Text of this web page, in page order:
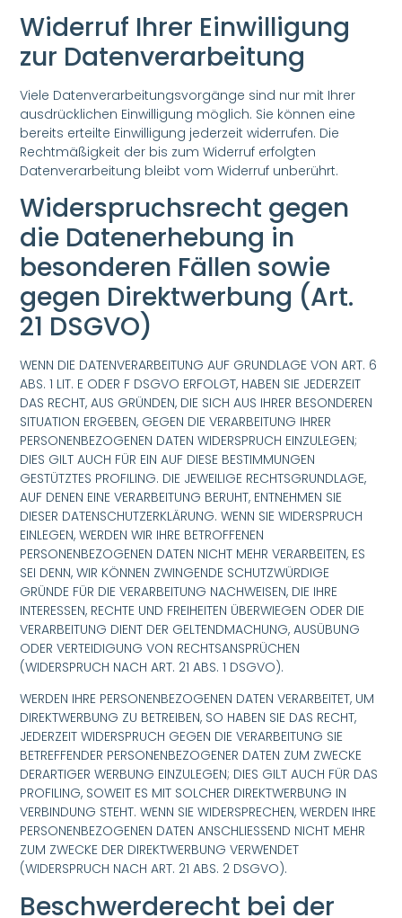
Widerruf Ihrer Einwilligung
zur Datenverarbeitung
Viele Datenverarbeitungsvorgänge sind nur mit Ihrer
ausdrücklichen Einwilligung möglich. Sie können eine
bereits erteilte Einwilligung jederzeit widerrufen. Die
Rechtmäßigkeit der bis zum Widerruf erfolgten
Datenverarbeitung bleibt vom Widerruf unberührt.
Widerspruchsrecht gegen
die Datenerhebung in
besonderen Fällen sowie
gegen Direktwerbung (Art.
21 DSGVO)
WENN DIE DATENVERARBEITUNG AUF GRUNDLAGE VON ART. 6
ABS. 1 LIT. E ODER F DSGVO ERFOLGT, HABEN SIE JEDERZEIT
DAS RECHT, AUS GRÜNDEN, DIE SICH AUS IHRER BESONDEREN
SITUATION ERGEBEN, GEGEN DIE VERARBEITUNG IHRER
PERSONENBEZOGENEN DATEN WIDERSPRUCH EINZULEGEN;
DIES GILT AUCH FÜR EIN AUF DIESE BESTIMMUNGEN
GESTÜTZTES PROFILING. DIE JEWEILIGE RECHTSGRUNDLAGE,
AUF DENEN EINE VERARBEITUNG BERUHT, ENTNEHMEN SIE
DIESER DATENSCHUTZERKLÄRUNG. WENN SIE WIDERSPRUCH
EINLEGEN, WERDEN WIR IHRE BETROFFENEN
PERSONENBEZOGENEN DATEN NICHT MEHR VERARBEITEN, ES
SEI DENN, WIR KÖNNEN ZWINGENDE SCHUTZWÜRDIGE
GRÜNDE FÜR DIE VERARBEITUNG NACHWEISEN, DIE IHRE
INTERESSEN, RECHTE UND FREIHEITEN ÜBERWIEGEN ODER DIE
VERARBEITUNG DIENT DER GELTENDMACHUNG, AUSÜBUNG
ODER VERTEIDIGUNG VON RECHTSANSPRÜCHEN
(WIDERSPRUCH NACH ART. 21 ABS. 1 DSGVO).
WERDEN IHRE PERSONENBEZOGENEN DATEN VERARBEITET, UM
DIREKTWERBUNG ZU BETREIBEN, SO HABEN SIE DAS RECHT,
JEDERZEIT WIDERSPRUCH GEGEN DIE VERARBEITUNG SIE
BETREFFENDER PERSONENBEZOGENER DATEN ZUM ZWECKE
DERARTIGER WERBUNG EINZULEGEN; DIES GILT AUCH FÜR DAS
PROFILING, SOWEIT ES MIT SOLCHER DIREKTWERBUNG IN
VERBINDUNG STEHT. WENN SIE WIDERSPRECHEN, WERDEN IHRE
PERSONENBEZOGENEN DATEN ANSCHLIESSEND NICHT MEHR
ZUM ZWECKE DER DIREKTWERBUNG VERWENDET
(WIDERSPRUCH NACH ART. 21 ABS. 2 DSGVO).
Beschwerde­recht bei der